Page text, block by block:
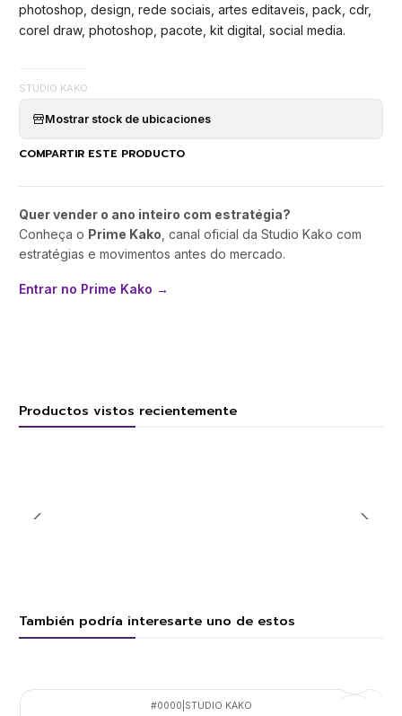
photoshop, design, rede sociais, artes editaveis, pack, cdr,
corel draw, photoshop, pacote, kit digital, social media.
STUDIO KAKO
Mostrar stock de ubicaciones
COMPARTIR ESTE PRODUCTO
Quer vender o ano inteiro com estratégia?
Conheça o Prime Kako , canal oficial da Studio Kako com
estratégias e movimentos antes do mercado.
Entrar no Prime Kako →
Productos vistos recientemente
También podría interesarte uno de estos
#0000 STUDIO KAKO